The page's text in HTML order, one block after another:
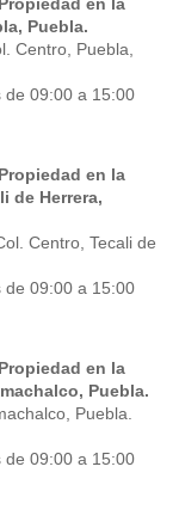
Puebla.
Centro, Puebla,
de 09:00 a 15:00
en la
de Herrera,
Centro, Tecali de
de 09:00 a 15:00
en la
Puebla.
Puebla.
de 09:00 a 15:00